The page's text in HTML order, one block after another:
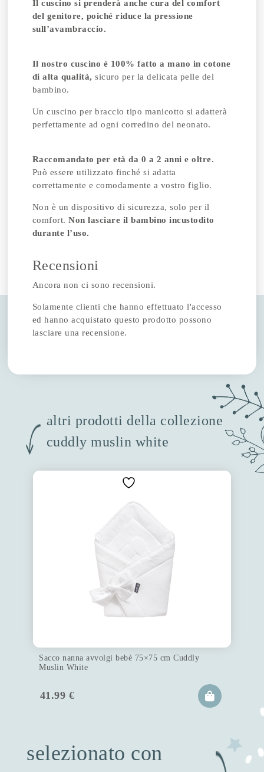
Il cuscino si prenderà anche cura del comfort
del genitore, poiché riduce la pressione
sull’avambraccio.
Il nostro cuscino è 100% fatto a mano in cotone
di alta qualità,sicuro per la delicata pelle del
bambino.
Un cuscino per braccio tipo manicotto si adatterà
perfettamente ad ogni corredino del neonato.
Raccomandato per età da 0 a 2 anni e oltre.
Può essere utilizzato finché si adatta
correttamente e comodamente a vostro figlio.
Non è un dispositivo di sicurezza, solo per il
comfort.Non lasciare il bambino incustodito
durante l’uso.
Recensioni
Ancora non ci sono recensioni.
Solamente clienti che hanno effettuato l'accesso
ed hanno acquistato questo prodotto possono
lasciare una recensione.
altri prodotti della collezione
cuddly muslin white
Sacco nanna avvolgi bebè 75×75 cm Cuddly
Muslin White
41.99 €
selezionato con